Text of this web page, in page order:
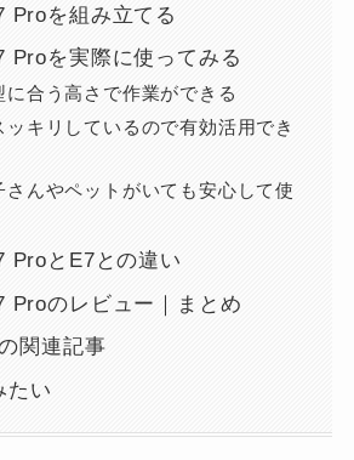
Proを組み立てる
Proを実際に使ってみる
に合う高さで作業ができる
ッキリしているので有効活用でき
さんやペットがいても安心して使
ProとE7との違い
Proのレビュー｜まとめ
関連記事
たい